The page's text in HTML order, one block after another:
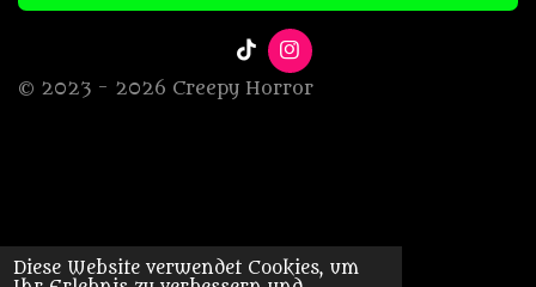
Diese Website verwendet Cookies, um
T
i
k
I
n
s
© 2023 - 2026 Creepy Horror